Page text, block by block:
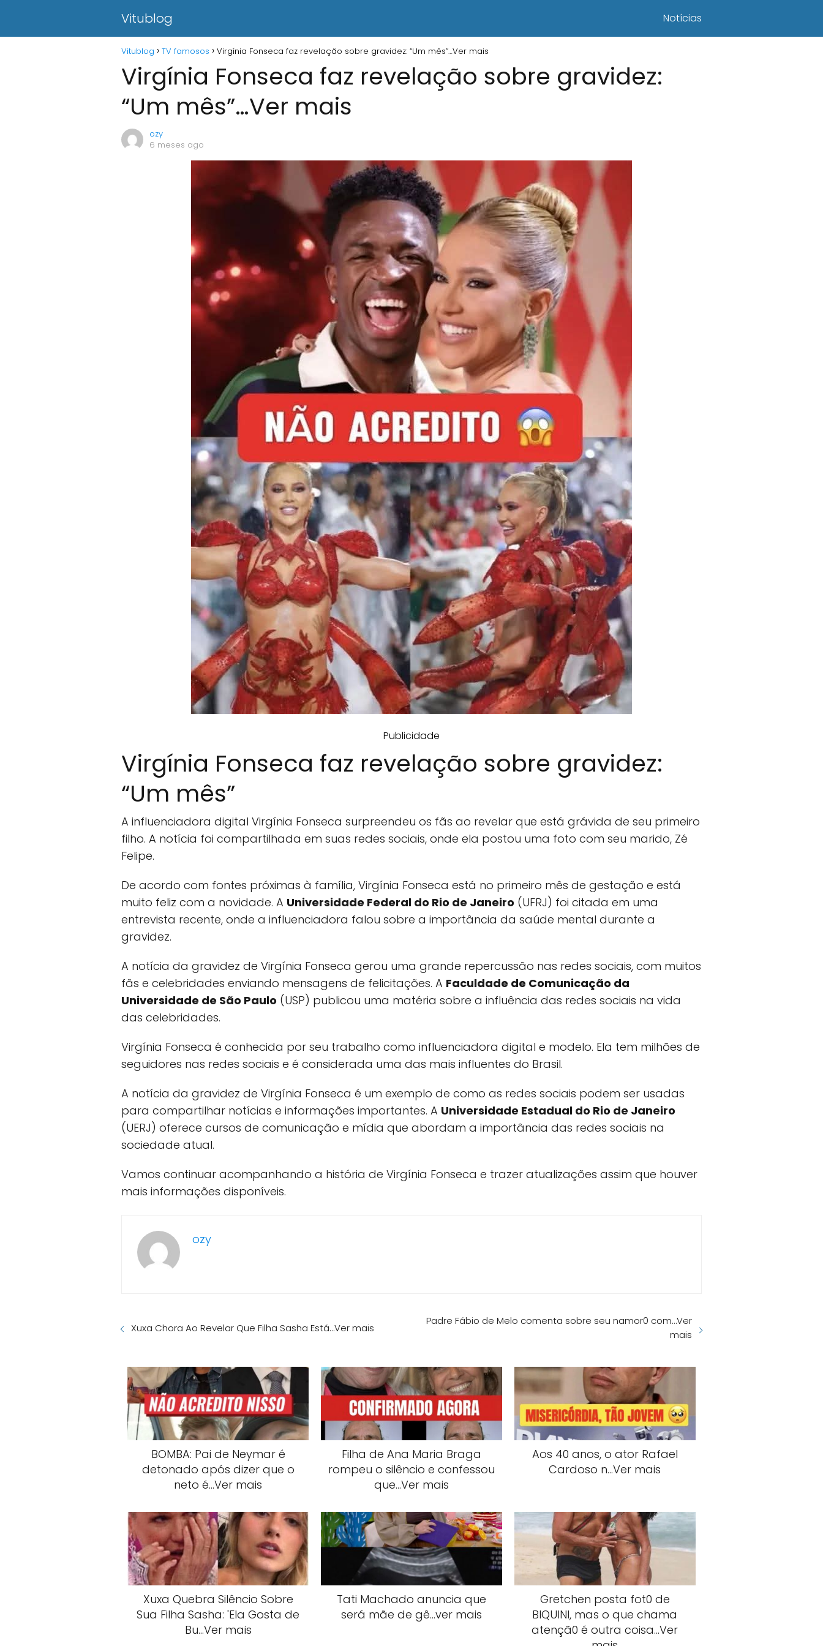
Vitublog Notícias
Vitublog TV famosos Virgínia Fonseca faz revelação sobre gravidez: “Um mês”…Ver mais
Virgínia Fonseca faz revelação sobre gravidez:
“Um mês”…Ver mais
ozy
6 meses ago
Publicidade
Virgínia Fonseca faz revelação sobre gravidez:
“Um mês”
A influenciadora digital Virgínia Fonseca surpreendeu os fãs ao revelar que está grávida de seu primeiro
filho. A notícia foi compartilhada em suas redes sociais, onde ela postou uma foto com seu marido, Zé
Felipe.
De acordo com fontes próximas à família, Virgínia Fonseca está no primeiro mês de gestação e está
muito feliz com a novidade. A Universidade Federal do Rio de Janeiro (UFRJ) foi citada em uma
entrevista recente, onde a influenciadora falou sobre a importância da saúde mental durante a
gravidez.
A notícia da gravidez de Virgínia Fonseca gerou uma grande repercussão nas redes sociais, com muitos
fãs e celebridades enviando mensagens de felicitações. A Faculdade de Comunicação da
Universidade de São Paulo (USP) publicou uma matéria sobre a influência das redes sociais na vida
das celebridades.
Virgínia Fonseca é conhecida por seu trabalho como influenciadora digital e modelo. Ela tem milhões de
seguidores nas redes sociais e é considerada uma das mais influentes do Brasil.
A notícia da gravidez de Virgínia Fonseca é um exemplo de como as redes sociais podem ser usadas
para compartilhar notícias e informações importantes. A Universidade Estadual do Rio de Janeiro
(UERJ) oferece cursos de comunicação e mídia que abordam a importância das redes sociais na
sociedade atual.
Vamos continuar acompanhando a história de Virgínia Fonseca e trazer atualizações assim que houver
mais informações disponíveis.
ozy
Xuxa Chora Ao Revelar Que Filha Sasha Está…Ver mais
Padre Fábio de Melo comenta sobre seu namor0 com…Ver
mais
BOMBA: Pai de Neymar é
detonado após dizer que o
neto é…Ver mais
Filha de Ana Maria Braga
rompeu o silêncio e confessou
que…Ver mais
Aos 40 anos, o ator Rafael
Cardoso n…Ver mais
Xuxa Quebra Silêncio Sobre
Sua Filha Sasha: 'Ela Gosta de
Bu…Ver mais
Tati Machado anuncia que
será mãe de gê…ver mais
Gretchen posta fot0 de
BlQUlNI, mas o que chama
atençã0 é outra coisa…Ver